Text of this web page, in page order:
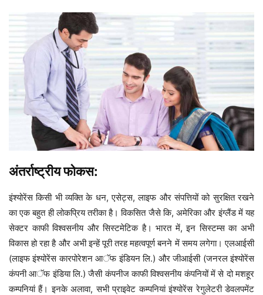
अंतर्राष्ट्रीय फोकस:
इंश्योरेंस किसी भी व्यक्ति के धन, एसेट्स, लाइफ और संपत्तियों को सुरक्षित रखने
का एक बहुत ही लोकप्रिय तरीका है। विकसित जैसे कि, अमेरिका और इंग्लैंड में यह
सेक्टर काफी विश्वसनीय और सिस्टमेटिक है। भारत में, इन सिस्टम्स का अभी
विकास हो रहा है और अभी इन्हें पूरी तरह महत्वपूर्ण बनने में समय लगेगा। एलआईसी
(लाइफ इंश्योरेंस कारपोरेशन आॅफ इंडियन लि.) और जीआईसी (जनरल इंश्योरेंस
कंपनी आॅफ इंडिया लि.) जैसी कंपनीज काफी विश्वसनीय कंपनियों में से दो मशहूर
कम्पनियां हैं। इनके अलावा, सभी प्राइवेट कम्पनियां इंश्योरेंस रेगुलेटरी डेवलपमेंट